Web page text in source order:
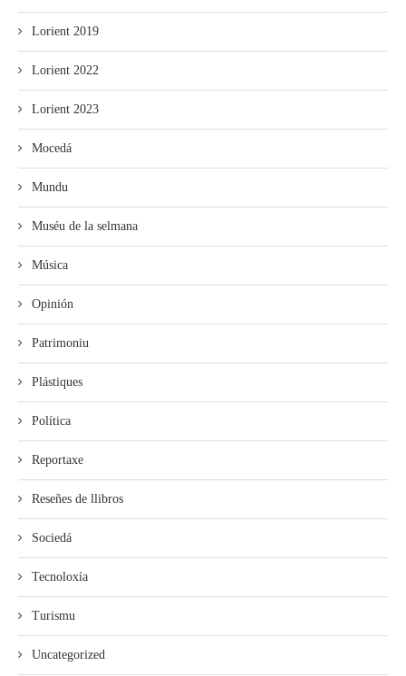
Lorient 2019
Lorient 2022
Lorient 2023
Mocedá
Mundu
Muséu de la selmana
Música
Opinión
Patrimoniu
Plástiques
Política
Reportaxe
Reseñes de llibros
Sociedá
Tecnoloxía
Turismu
Uncategorized